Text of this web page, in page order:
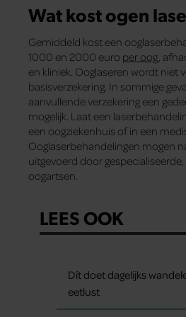
Wat kost ogen
Gemiddeld kost een
1000 en 2000 euro per oog ,
en kliniek. Ooglaseren wordt niet
basisverzekering. In sommige
aanvullende verzekering een
mogelijk. Laat een
een oogziekenhuis of in een
Ooglaserbehandelingen mogen
uitgevoerd door
oogartsen.
LEES OOK
Dít doet dagelijks
eetlust